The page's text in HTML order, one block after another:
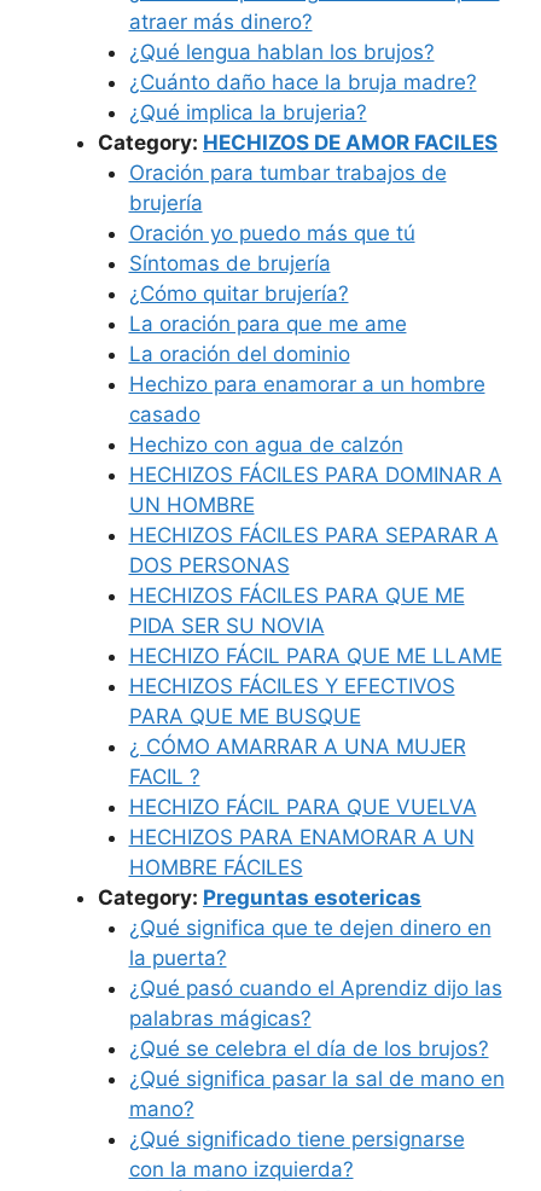
atraer más dinero?
¿Qué lengua hablan los brujos?
¿Cuánto daño hace la bruja madre?
¿Qué implica la brujeria?
Category: HECHIZOS DE AMOR FACILES
Oración para tumbar trabajos de
brujería
Oración yo puedo más que tú
Síntomas de brujería
¿Cómo quitar brujería?
La oración para que me ame
La oración del dominio
Hechizo para enamorar a un hombre
casado
Hechizo con agua de calzón
HECHIZOS FÁCILES PARA DOMINAR A
UN HOMBRE
HECHIZOS FÁCILES PARA SEPARAR A
DOS PERSONAS
HECHIZOS FÁCILES PARA QUE ME
PIDA SER SU NOVIA
HECHIZO FÁCIL PARA QUE ME LLAME
HECHIZOS FÁCILES Y EFECTIVOS
PARA QUE ME BUSQUE
¿ CÓMO AMARRAR A UNA MUJER
FACIL ?
HECHIZO FÁCIL PARA QUE VUELVA
HECHIZOS PARA ENAMORAR A UN
HOMBRE FÁCILES
Category: Preguntas esotericas
¿Qué significa que te dejen dinero en
la puerta?
¿Qué pasó cuando el Aprendiz dijo las
palabras mágicas?
¿Qué se celebra el día de los brujos?
¿Qué significa pasar la sal de mano en
mano?
¿Qué significado tiene persignarse
con la mano izquierda?